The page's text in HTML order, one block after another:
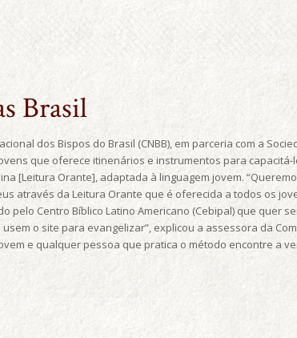
Brasil
dos Bispos do Brasil (CNBB), em parceria com a
que oferece itinenários e instrumentos para
[Leitura Orante], adaptada à linguagem jovem.
através da Leitura Orante que é oferecida a todos os
Centro Bíblico Latino Americano (Cebipal) que quer
o site para evangelizar”, explicou a assessora da
e qualquer pessoa que pratica o método encontre a